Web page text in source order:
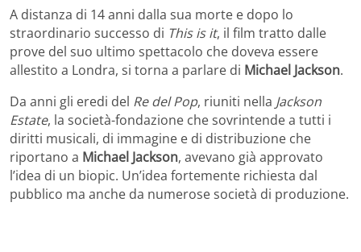
A distanza di 14 anni dalla sua morte e dopo lo
straordinario successo di This is it, il film tratto dalle
prove del suo ultimo spettacolo che doveva essere
allestito a Londra, si torna a parlare di Michael Jackson.
Da anni gli eredi del Re del Pop, riuniti nella Jackson
Estate, la società-fondazione che sovrintende a tutti i
diritti musicali, di immagine e di distribuzione che
riportano a Michael Jackson, avevano già approvato
l’idea di un biopic. Un’idea fortemente richiesta dal
pubblico ma anche da numerose società di produzione.